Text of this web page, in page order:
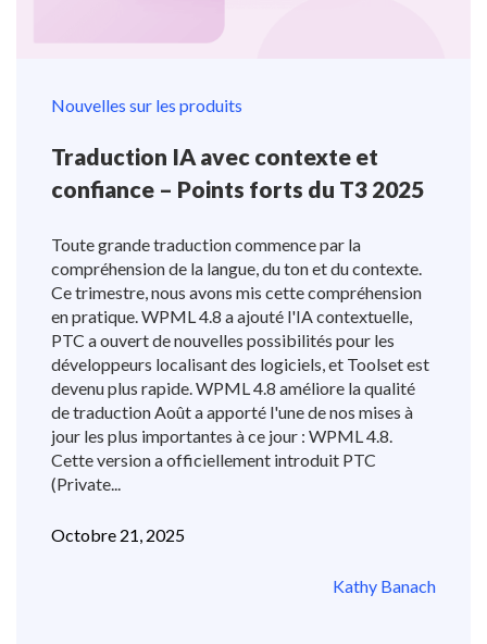
Nouvelles sur les produits
Traduction IA avec contexte et
confiance – Points forts du T3 2025
Toute grande traduction commence par la
compréhension de la langue, du ton et du contexte.
Ce trimestre, nous avons mis cette compréhension
en pratique. WPML 4.8 a ajouté l'IA contextuelle,
PTC a ouvert de nouvelles possibilités pour les
développeurs localisant des logiciels, et Toolset est
devenu plus rapide. WPML 4.8 améliore la qualité
de traduction Août a apporté l'une de nos mises à
jour les plus importantes à ce jour : WPML 4.8.
Cette version a officiellement introduit PTC
(Private...
Octobre 21, 2025
Kathy Banach